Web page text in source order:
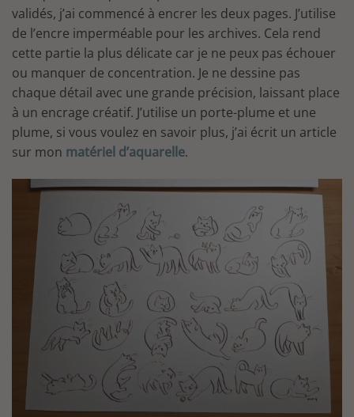
validés, j’ai commencé à encrer les deux pages. J’utilise
de l’encre imperméable pour les archives. Cela rend
cette partie la plus délicate car je ne peux pas échouer
ou manquer de concentration. Je ne dessine pas
chaque détail avec une grande précision, laissant place
à un encrage créatif. J’utilise un porte-plume et une
plume, si vous voulez en savoir plus, j’ai écrit un article
sur mon matériel d’aquarelle.